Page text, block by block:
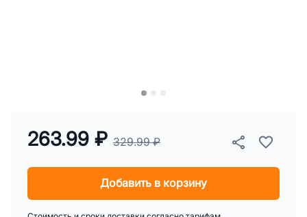
263.99 ₽ 329.99 ₽
Добавить в корзину